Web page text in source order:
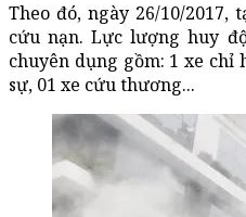
Theo đó, ngày 26/10/
cứu nạn. Lực lượng huy
chuyên dụng gồm: 1 xe chỉ
sự, 01 xe cứu thương...